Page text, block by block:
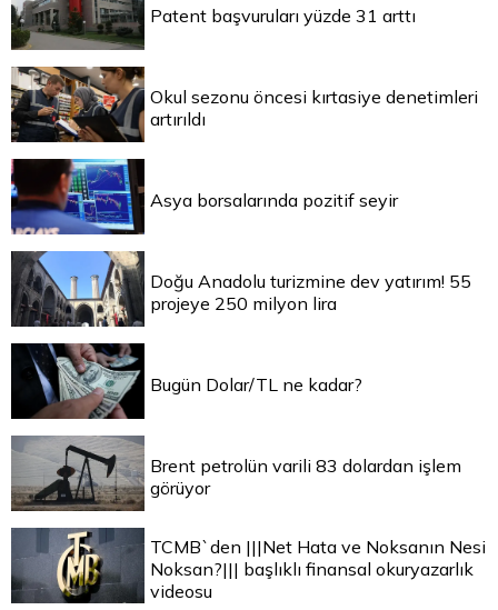
Patent başvuruları yüzde 31 arttı
Okul sezonu öncesi kırtasiye denetimleri
artırıldı
Asya borsalarında pozitif seyir
Doğu Anadolu turizmine dev yatırım! 55
projeye 250 milyon lira
Bugün Dolar/TL ne kadar?
Brent petrolün varili 83 dolardan işlem
görüyor
TCMB`den |||Net Hata ve Noksanın Nesi
Noksan?||| başlıklı finansal okuryazarlık
videosu